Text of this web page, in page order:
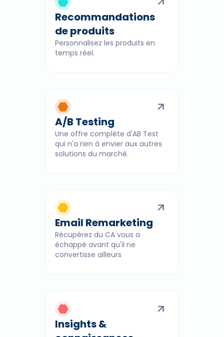
Recommandations
de produits
Personnalisez les produits en
temps réel.
A/B Testing
Une offre complète d'AB Test
qui n'a rien à envier aux autres
solutions du marché.
Email Remarketing
Récupérez du CA vous a
échappé avant qu'il ne
convertisse ailleurs
Insights &